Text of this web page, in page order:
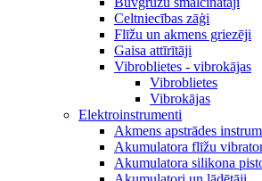
Celtniecības zāģi
Flīžu un akmens griezēji
Gaisa attīrītāji
Vibroblietes - vibrokājas
Vibroblietes
Vibrokājas
Elektroinstrumenti
Akmens apstrādes
Akumulatora flīžu
Akumulatora silikona